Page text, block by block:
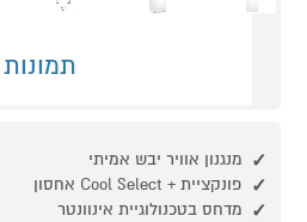
תמונות
מנגנון אוויר יבש אמיתי
פונקציית + Cool Select אחסון
מדחס בטכנולוגיית אינוונטר